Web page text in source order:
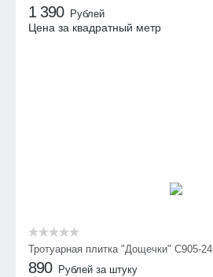
1 390 Рублей
Цена за квадратный метр
Тротуарная плитка "Дощечки" C905-24
890 Рублей за штуку